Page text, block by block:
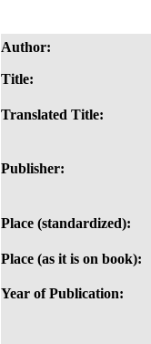
Author:
Title:
Translated Title:
Publisher:
Place (standardized):
Place (as it is on book):
Year of Publication: